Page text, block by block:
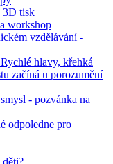
3D tisk
workshop
vzdělávání -
hlavy, křehká
začíná u porozumění
- pozvánka na
odpoledne pro
děti?